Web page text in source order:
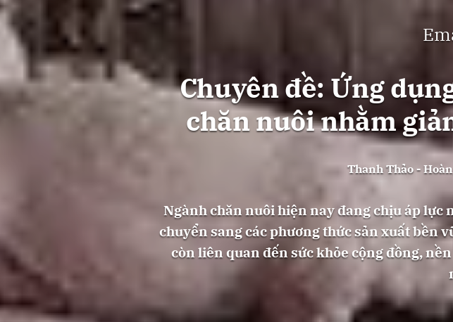
Chuyên đề: Ứng
chăn nuôi nhằm
Thanh Thảo -
Ngành chăn nuôi hiện nay đang chịu áp lực
chuyển sang các phương thức sản xuất bền
còn liên quan đến sức khỏe cộng đồng,